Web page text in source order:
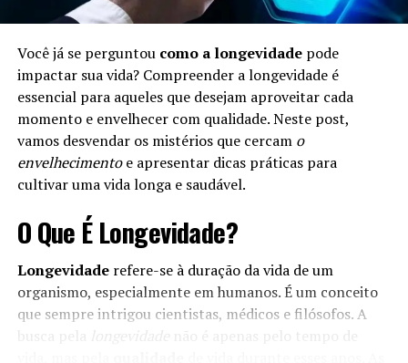
Você já se perguntou como a longevidadepode
impactar sua vida? Compreender a longevidade é
essencial para aqueles que desejam aproveitar cada
momento e envelhecer com qualidade. Neste post,
vamos desvendar os mistérios que cercam o
envelhecimentoe apresentar dicas práticas para
cultivar uma vida longa e saudável.
O Que É Longevidade?
Longevidaderefere-se à duração da vida de um
organismo, especialmente em humanos. É um conceito
que sempre intrigou cientistas, médicos e filósofos. A